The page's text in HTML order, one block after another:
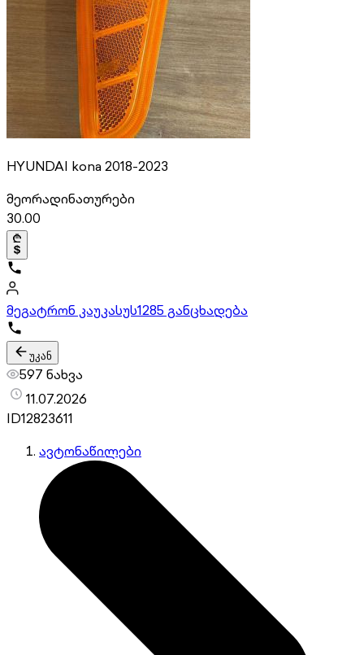
HYUNDAI kona 2018-2023
მეორადინათურები
30.00
მეგატრონ კაუკასუს1285 განცხადება
უკან
597 ნახვა
11.07.2026
ID12823611
ავტონაწილები